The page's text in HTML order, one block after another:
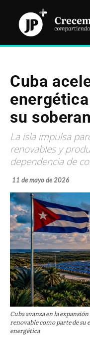
Cuba
su
La isla impulsa
renovables y
dependencia de
11 de mayo de 2026
Cuba avanza en la
renovable como parte de su
energética